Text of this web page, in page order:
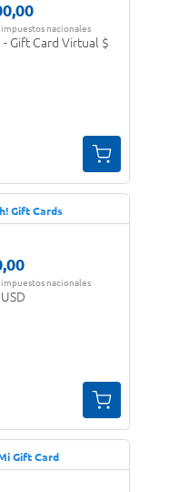
,00
nacionales
Gift Card Virtual $
Gift Cards
,00
nacionales
Gift Card